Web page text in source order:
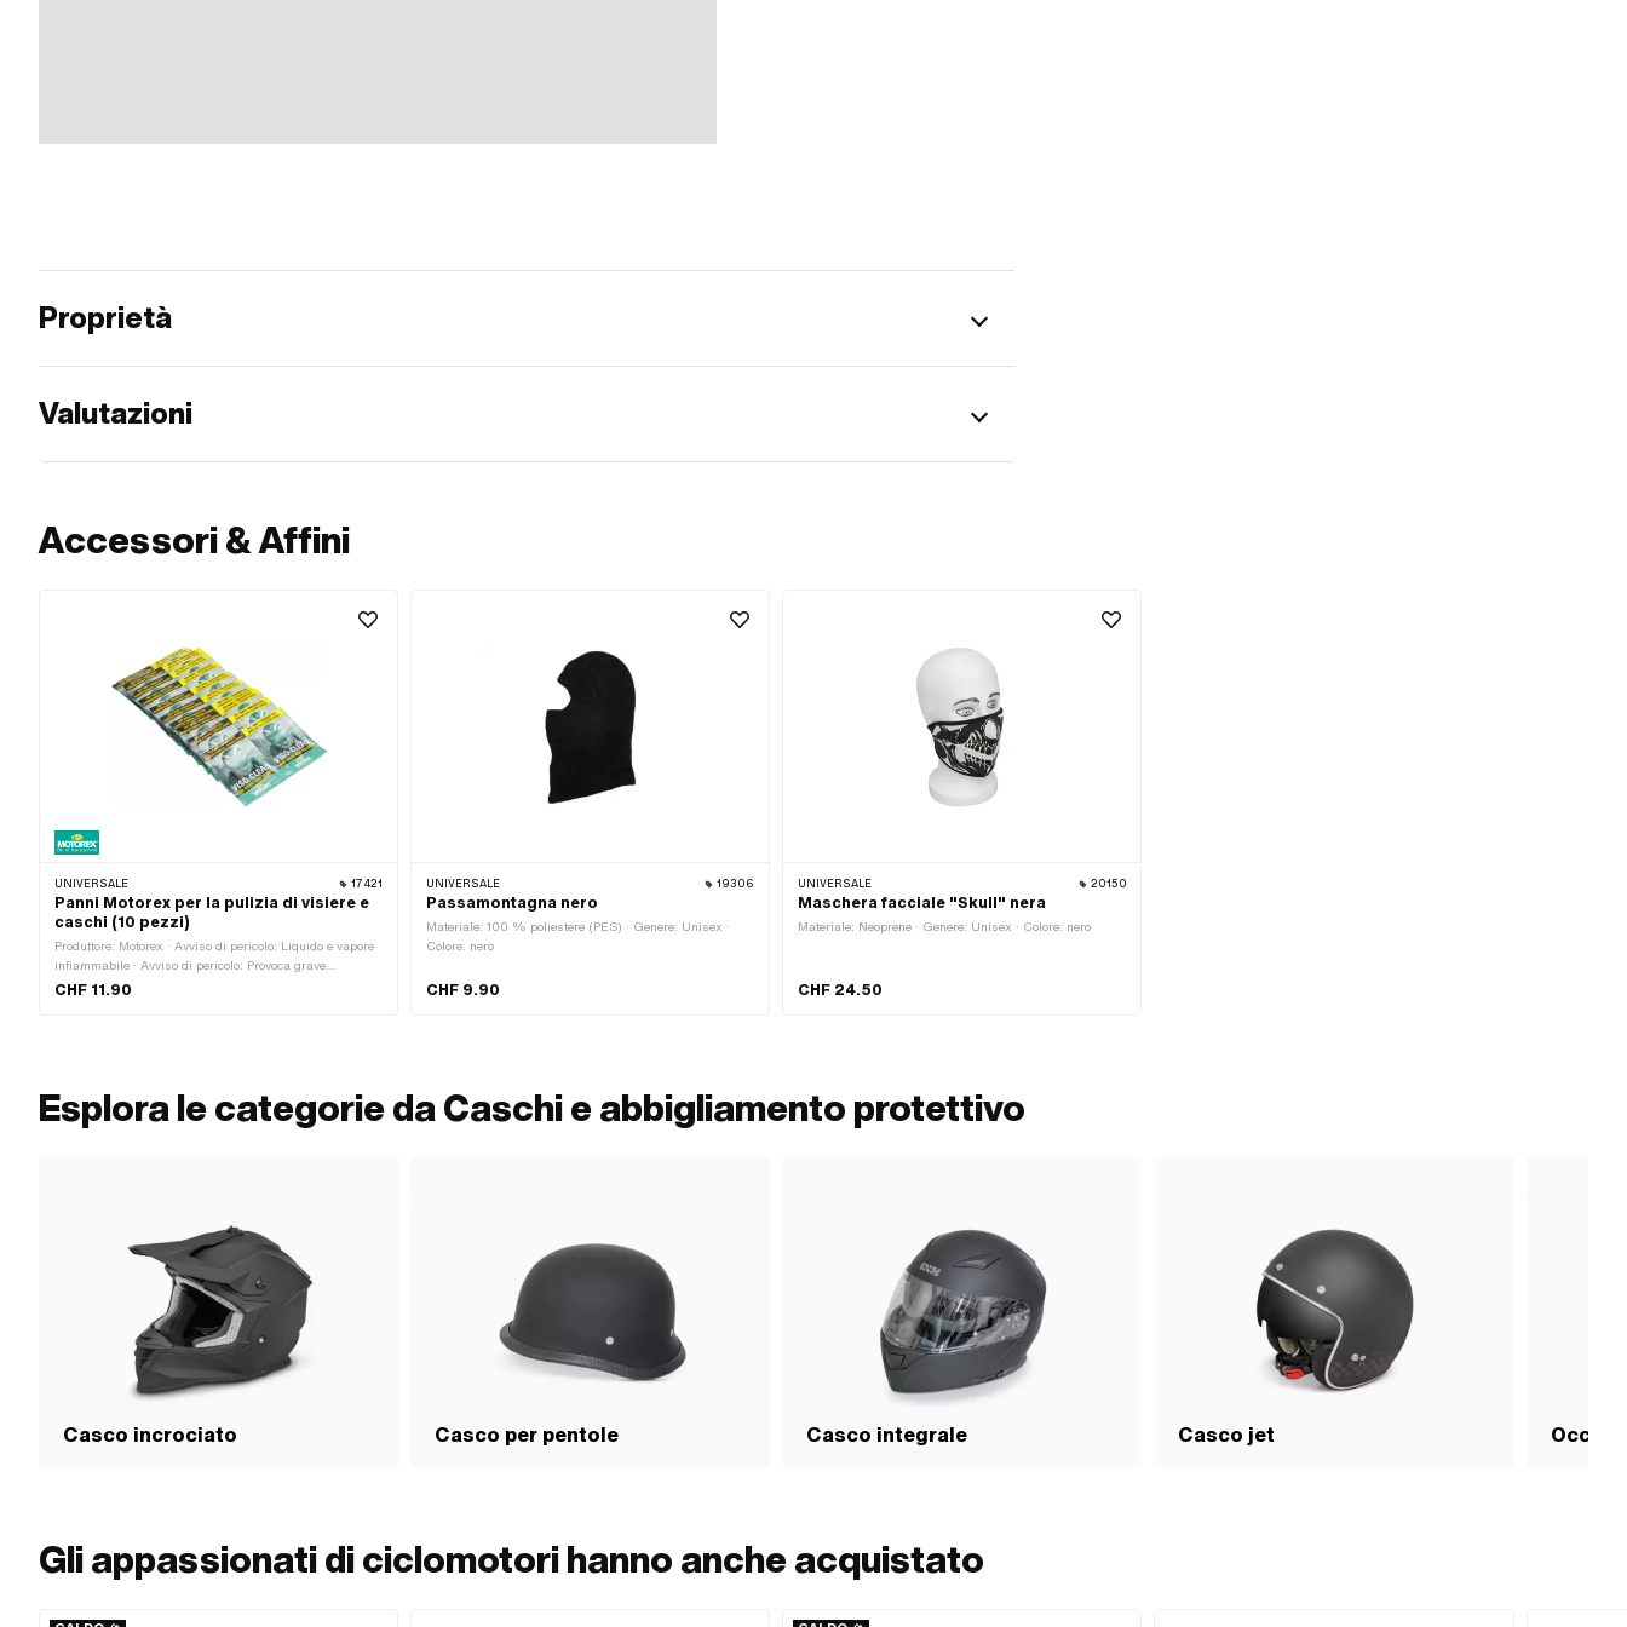
Proprietà
Valutazioni
Accessori & Affini
UNIVERSALE 17421
Panni Motorex per la pulizia di visiere e
caschi (10 pezzi)
Produttore: Motorex · Avviso di pericolo: Liquido e vapore
infiammabile · Avviso di pericolo: Provoca grave
irritazione agli occhi · Parola segnale: Attenzione ·
CHF 11.90
UNIVERSALE 19306
Passamontagna nero
Materiale: 100 % poliestere (PES) · Genere: Unisex ·
Colore: nero
CHF 9.90
UNIVERSALE 20150
Maschera facciale "Skull" nera
Materiale: Neoprene · Genere: Unisex · Colore: nero
CHF 24.50
Esplora le categorie da Caschi e abbigliamento protettivo
Casco incrociato Casco per pentole Casco integrale Casco jet
Gli appassionati di ciclomotori hanno anche acquistato